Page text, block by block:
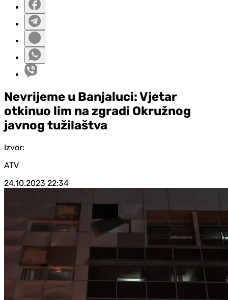
Nevrijeme u Banjaluci: Vjetar
otkinuo lim na zgradi Okružnog
javnog tužilaštva
Izvor:
ATV
24.10.2023 22:34